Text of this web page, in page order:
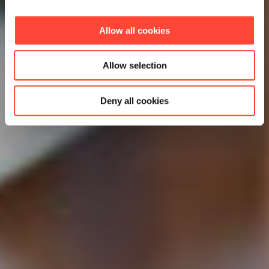
Allow all cookies
Allow selection
Deny all cookies